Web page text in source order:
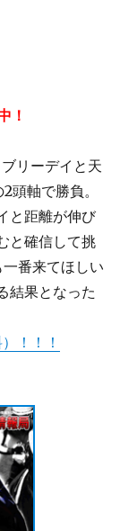
！
リーデイと天
頭軸で勝負。
と距離が伸び
と確信して挑
番来てほしい
結果となった
！！！